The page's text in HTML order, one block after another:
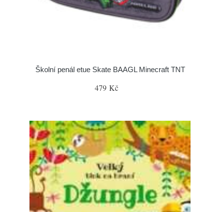
Školní penál etue Skate BAAGL Minecraft TNT
479 Kč